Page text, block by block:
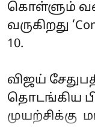
கொள்ளும்
வருகிறது
10.
விஜய்
தொடங்கிய
முயற்சிக்கு